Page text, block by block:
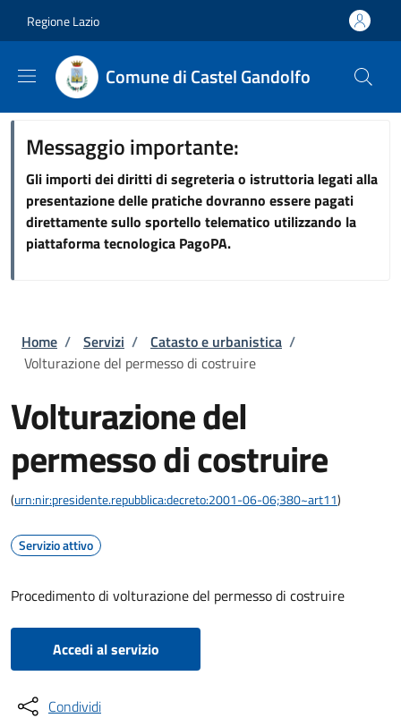
Regione Lazio
Comune di Castel Gandolfo
Messaggio importante:
Gli importi dei diritti di segreteria o istruttoria legati alla
presentazione delle pratiche dovranno essere pagati
direttamente sullo sportello telematico utilizzando la
piattaforma tecnologica PagoPA.
Briciole di pane
Home / Servizi / Catasto e urbanistica /
Volturazione del permesso di costruire
Volturazione del
permesso di costruire
(urn:nir:presidente.repubblica:decreto:2001-06-06;380~art11)
Servizio attivo
Procedimento di volturazione del permesso di costruire
Accedi al servizio
Condividi